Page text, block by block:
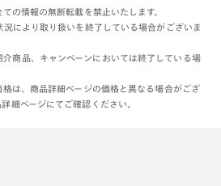
の情報の無断転載を禁止いたします。
により取り扱いを終了している場合がございま
商品、キャンペーンにおいては終了している場
は、商品詳細ページの価格と異なる場合がござ
細ページにてご確認ください。